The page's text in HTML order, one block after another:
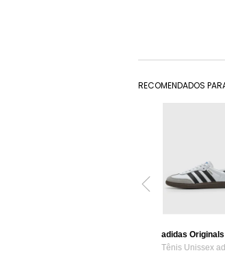
RECOMENDADOS
adidas Originals